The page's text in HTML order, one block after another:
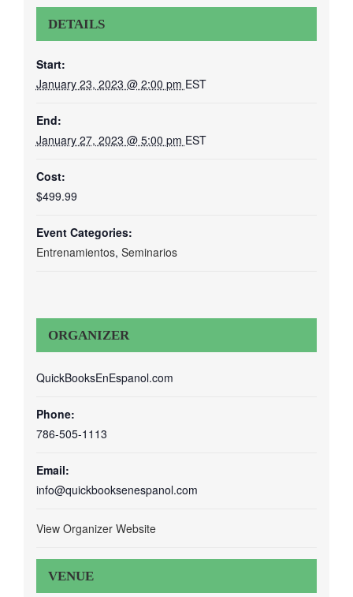
DETAILS
Start:
January 23, 2023 @ 2:00 pm EST
End:
January 27, 2023 @ 5:00 pm EST
Cost:
$499.99
Event Categories:
Entrenamientos, Seminarios
VENUE
ORGANIZER
QuickBooksEnEspanol.com
Phone:
786-505-1113
Email:
info@quickbooksenespanol.com
View Organizer Website